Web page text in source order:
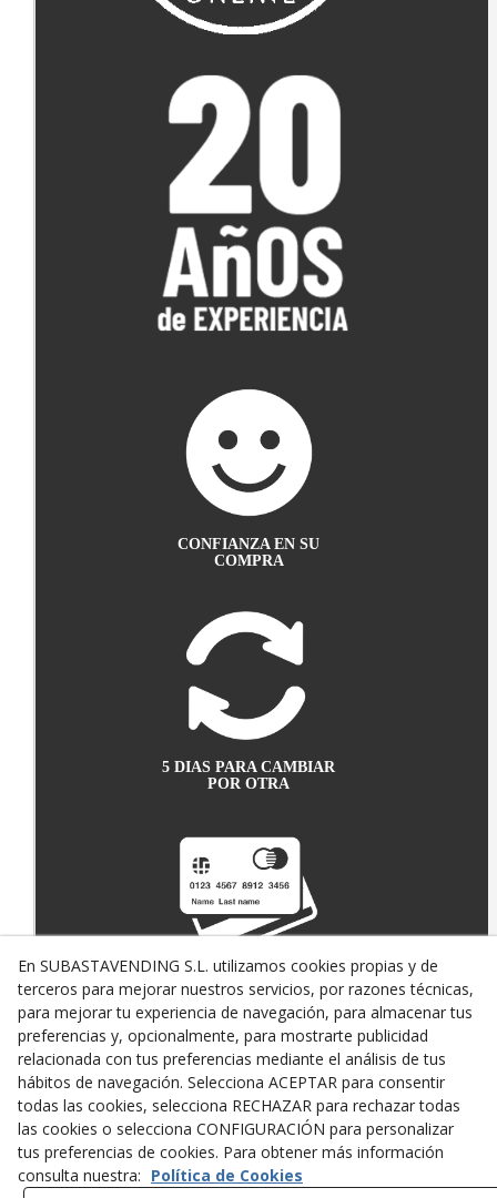
CONFIANZA EN SU
COMPRA
5 DIAS PARA CAMBIAR
POR OTRA
PAGO SEGURO CON
TARJETA DE CRÉDITO
En SUBASTAVENDING S.L. utilizamos cookies propias y de
terceros para mejorar nuestros servicios, por razones técnicas,
para mejorar tu experiencia de navegación, para almacenar tus
preferencias y, opcionalmente, para mostrarte publicidad
relacionada con tus preferencias mediante el análisis de tus
hábitos de navegación. Selecciona ACEPTAR para consentir
todas las cookies, selecciona RECHAZAR para rechazar todas
las cookies o selecciona CONFIGURACIÓN para personalizar
tus preferencias de cookies. Para obtener más información
consulta nuestra: Política de Cookies